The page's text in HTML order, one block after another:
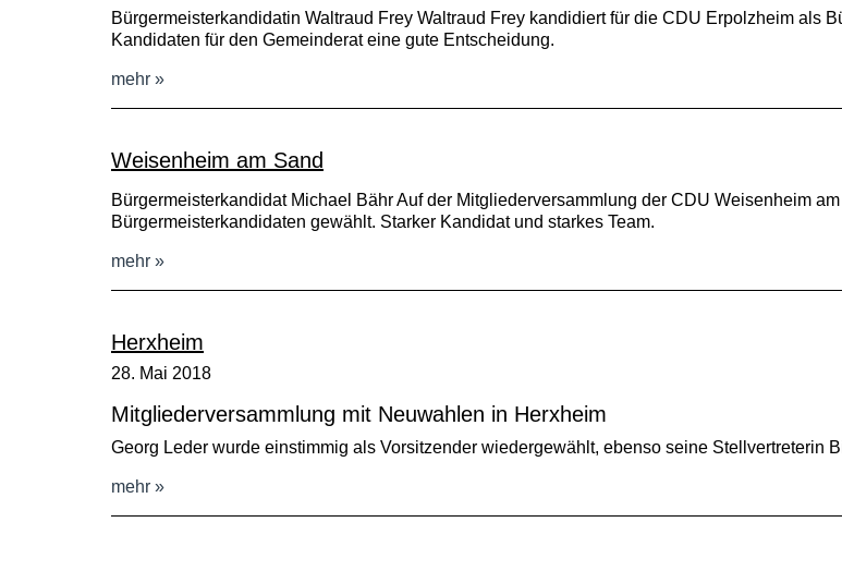
Bürgermeisterkandidatin Waltraud Frey Waltraud Frey kandidiert für die CDU Erpolzheim als
Kandidaten für den Gemeinderat eine gute Entscheidung.
mehr
Weisenheim am Sand
Bürgermeisterkandidat Michael Bähr Auf der Mitgliederversammlung der CDU Weisenheim
Bürgermeisterkandidaten gewählt. Starker Kandidat und starkes Team.
mehr
Herxheim
28. Mai 2018
Mitgliederversammlung mit Neuwahlen in Herxheim
Georg Leder wurde einstimmig als Vorsitzender wiedergewählt, ebenso seine Stellvertreterin
mehr